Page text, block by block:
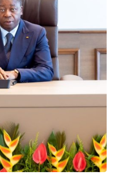
MÉDIAS
Fin du programme CIPCC